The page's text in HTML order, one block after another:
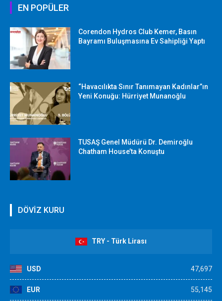
EN POPÜLER
Corendon Hydros Club Kemer, Basın
Bayramı Buluşmasına Ev Sahipliği Yaptı
“Havacılıkta Sınır Tanımayan Kadınlar”ın
Yeni Konuğu: Hürriyet Munanoğlu
TUSAŞ Genel Müdürü Dr. Demiroğlu
Chatham House’ta Konuştu
DÖVİZ KURU
TRY - Türk Lirası
USD 47,697
EUR 55,145